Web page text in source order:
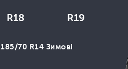
R18 R19
185/70 R14 Зимові